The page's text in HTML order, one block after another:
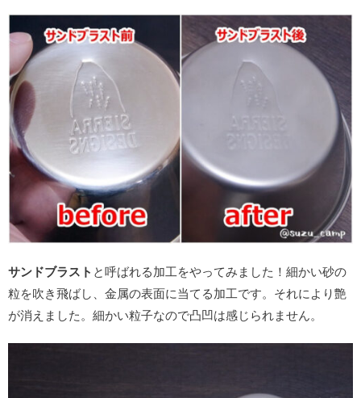
サンドブラスト と呼ばれる加工をやってみました！細かい砂の
粒を吹き飛ばし、金属の表面に当てる加工です。それにより艶
が消えました。細かい粒子なので凸凹は感じられません。